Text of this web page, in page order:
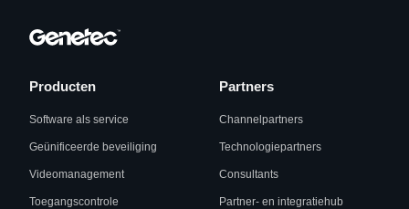
Producten
Software als service
Geünificeerde beveiliging
Videomanagement
Toegangscontrole
Partners
Channelpartners
Technologiepartners
Consultants
Partner- en integratiehub